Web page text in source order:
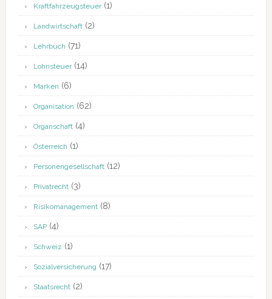
Kraftfahrzeugsteuer(1)
Landwirtschaft(2)
Lehrbuch (71)
Lohnsteuer(14)
Marken (6)
Organisation (62)
Organschaft(4)
Österreich (1)
Personengesellschaft(12)
Privatrecht(3)
Risikomanagement(8)
SAP(4)
Schweiz (1)
Sozialversicherung (17)
Staatsrecht(2)